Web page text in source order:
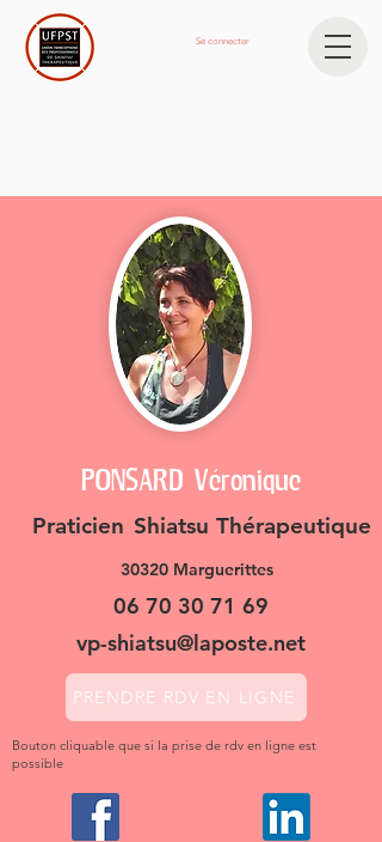
Se connecter
PONSARD Véronique
Praticien Shiatsu Thérapeutique
30320 Marguerittes
06 70 30 71 69
vp-shiatsu@laposte.net
PRENDRE RDV EN LIGNE
Bouton cliquable que si la prise de rdv en ligne est
possible